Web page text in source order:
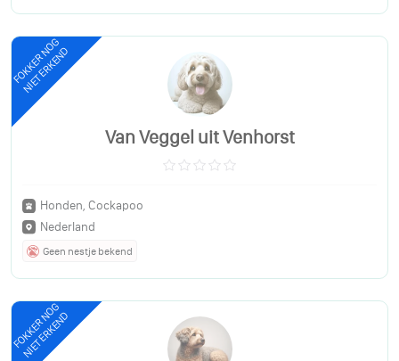
FOKKER NOG
NIET ERKEND
Van Veggel uit Venhorst
Honden, Cockapoo
Nederland
Geen nestje bekend
FOKKER NOG
NIET ERKEND